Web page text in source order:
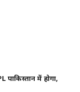
में होगा,